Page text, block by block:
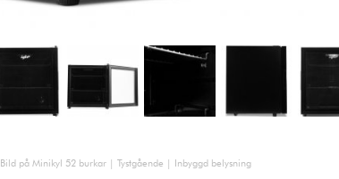
Bild på Minikyl 52 burkar | Tystgående | Inbyggd belysning